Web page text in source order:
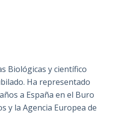
Biológicas y científico
Ha representado
a España en el Buro
y la Agencia Europea de